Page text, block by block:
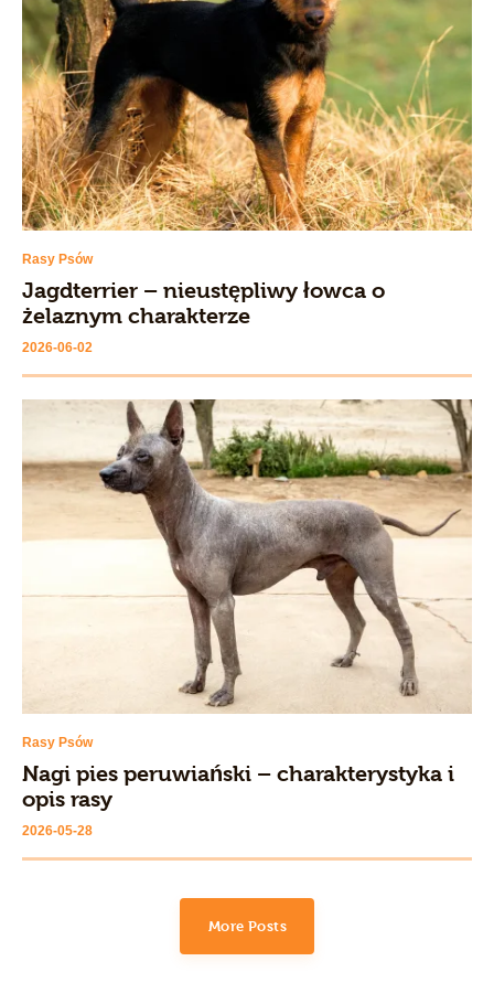
Rasy Psów
Jagdterrier – nieustępliwy łowca o
żelaznym charakterze
2026-06-02
Rasy Psów
Nagi pies peruwiański – charakterystyka i
opis rasy
2026-05-28
More Posts